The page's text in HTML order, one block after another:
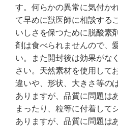
す。何らかの異常に気付か
て早めに獣医師に相談する
いしさを保つために脱酸素
剤は食べられませんので、
い。また開封後は効果がな
さい。天然素材を使用して
違いや、形状、大きさ等の
ありますが、品質に問題は
まったり、粒等に付着して
ありますが、品質に問題は